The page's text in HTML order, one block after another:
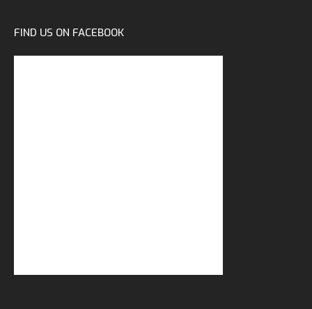
FIND US ON FACEBOOK